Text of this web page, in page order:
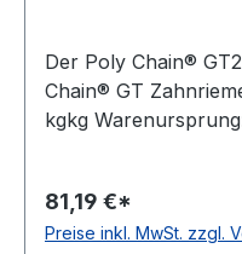
Der Poly Chain®
Chain® GT
kgkg
Außendurchmesser
Wirkdurchmesser
81,19 €*
Preise inkl. MwSt. zzgl.